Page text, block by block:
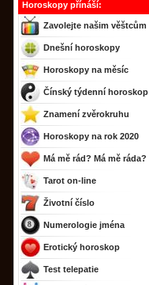
Horoskopy přínáší:
Zavolejte našim věštcům
Dnešní horoskopy
Horoskopy na měsíc
Čínský týdenní horoskop
Znamení zvěrokruhu
Horoskopy na rok 2020
Má mě rád? Má mě ráda?
Tarot on-line
Životní číslo
Numerologie jména
Erotický horoskop
Test telepatie